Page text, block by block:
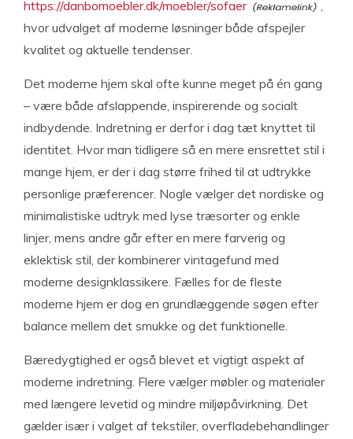
https://danbomoebler.dk/moebler/sofaer
,
hvor udvalget af moderne løsninger både afspejler
kvalitet og aktuelle tendenser.
Det moderne hjem skal ofte kunne meget på én gang
– være både afslappende, inspirerende og socialt
indbydende. Indretning er derfor i dag tæt knyttet til
identitet. Hvor man tidligere så en mere ensrettet stil i
mange hjem, er der i dag større frihed til at udtrykke
personlige præferencer. Nogle vælger det nordiske og
minimalistiske udtryk med lyse træsorter og enkle
linjer, mens andre går efter en mere farverig og
eklektisk stil, der kombinerer vintagefund med
moderne designklassikere. Fælles for de fleste
moderne hjem er dog en grundlæggende søgen efter
balance mellem det smukke og det funktionelle.
Bæredygtighed er også blevet et vigtigt aspekt af
moderne indretning. Flere vælger møbler og materialer
med længere levetid og mindre miljøpåvirkning. Det
gælder især i valget af tekstiler, overfladebehandlinger